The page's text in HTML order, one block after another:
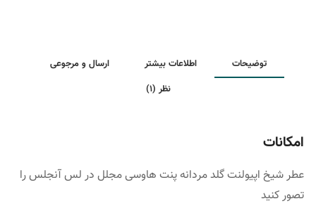
توضیحات اطلاعات بیشتر
ارسال و مرجوعی
نظر (1)
امکانات
عطر شیخ اپیولنت گلد مردانه پنت هاوسی مجلل در لس آنجلس را
تصور کنید